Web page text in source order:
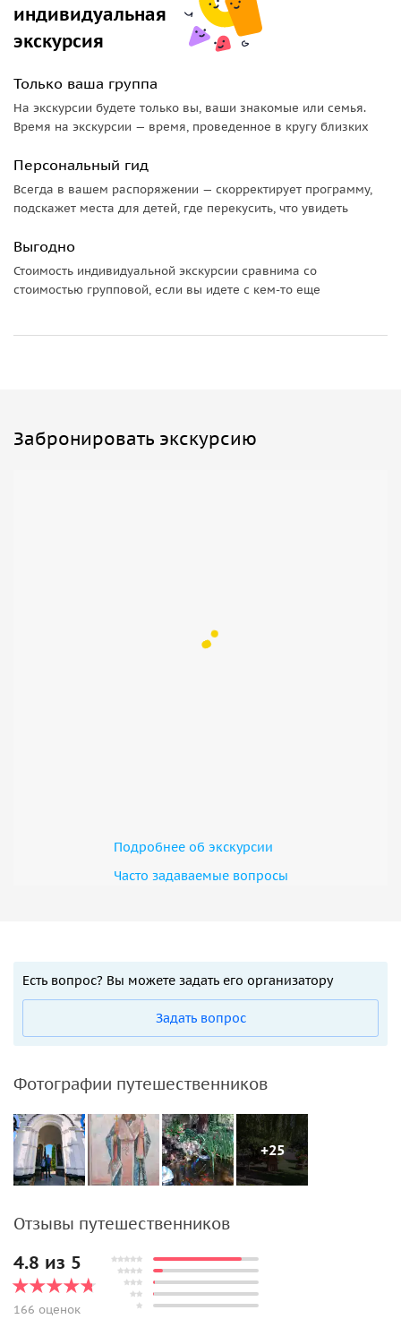
индивидуальная
экскурсия
Только ваша группа
На экскурсии будете только вы, ваши знакомые или семья.
Время на экскурсии — время, проведенное в кругу близких
Персональный гид
Всегда в вашем распоряжении — скорректирует программу,
подскажет места для детей, где перекусить, что увидеть
Выгодно
Стоимость индивидуальной экскурсии сравнима со
стоимостью групповой, если вы идете с кем-то еще
Забронировать экскурсию
Подробнее об экскурсии
Часто задаваемые вопросы
Есть вопрос? Вы можете задать его организатору
Задать вопрос
Фотографии путешественников
+25
Отзывы путешественников
4.8 из 5
166 оценок